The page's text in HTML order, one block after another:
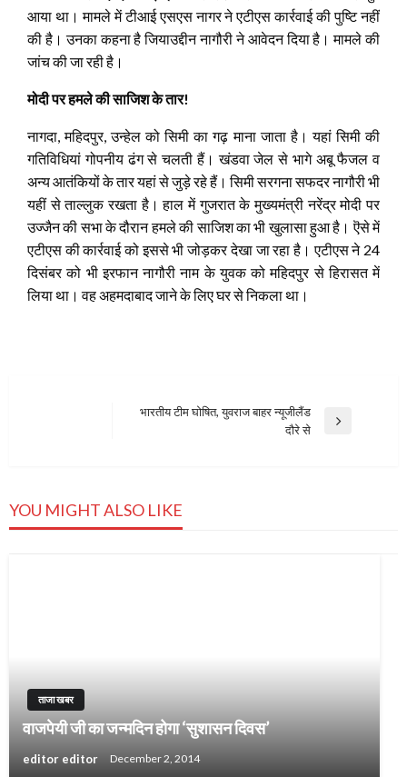
आया था। मामले में टीआई एसएस नागर ने एटीएस कार्रवाई की पुष्टि नहीं
की है। उनका कहना है जियाउद्दीन नागौरी ने आवेदन दिया है। मामले की
जांच की जा रही है।
मोदी पर हमले की साजिश के तार!
नागदा, महिदपुर, उन्हेल को सिमी का गढ़ माना जाता है। यहां सिमी की
गतिविधियां गोपनीय ढंग से चलती हैं। खंडवा जेल से भागे अबू फैजल व
अन्य आतंकियों के तार यहां से जुड़े रहे हैं। सिमी सरगना सफदर नागौरी भी
यहीं से ताल्लुक रखता है। हाल में गुजरात के मुख्यमंत्री नरेंद्र मोदी पर
उज्जैन की सभा के दौरान हमले की साजिश का भी खुलासा हुआ है। ऎसे में
एटीएस की कार्रवाई को इससे भी जोड़कर देखा जा रहा है। एटीएस ने 24
दिसंबर को भी इरफान नागौरी नाम के युवक को महिदपुर से हिरासत में
लिया था। वह अहमदाबाद जाने के लिए घर से निकला था।
भारतीय टीम घोषित, युवराज बाहर न्यूजीलैंड
दौरे से
YOU MIGHT ALSO LIKE
ताजा खबर
वाजपेयी जी का जन्मदिन होगा ‘सुशासन दिवस’
editor editor December 2, 2014